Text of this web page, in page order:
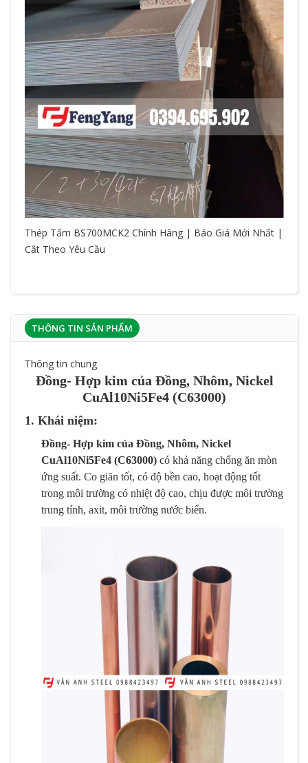
Thép Tấm BS700MCK2 Chính Hãng | Báo Giá Mới Nhất |
Cắt Theo Yêu Cầu
THÔNG TIN SẢN PHẨM
Thông tin chung
Đồng- Hợp kim của Đồng, Nhôm, Nickel
CuAl10Ni5Fe4 (C63000)
1. Khái niệm:
Đồng- Hợp kim của Đồng, Nhôm, Nickel
CuAl10Ni5Fe4 (C63000) có khả năng chống ăn mòn
ứng suất. Co giãn tốt, có độ bền cao, hoạt động tốt
trong môi trường có nhiệt độ cao, chịu được môi trường
trung tính, axit, môi trường nước biển.